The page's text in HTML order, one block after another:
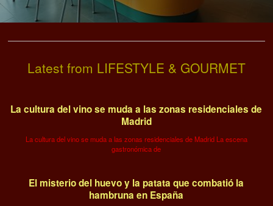
Latest from LIFESTYLE & GOURMET
La cultura del vino se muda a las zonas residenciales de
Madrid
La cultura del vino se muda a las zonas residenciales de Madrid La escena
gastronómica de
El misterio del huevo y la patata que combatió la
hambruna en España